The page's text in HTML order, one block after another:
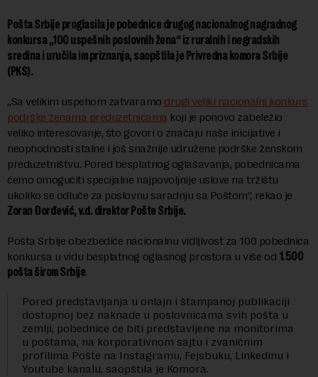
Pošta Srbije proglasila je pobednice drugog nacionalnog nagradnog
konkursa „100 uspešnih poslovnih žena“ iz ruralnih i negradskih
sredina i uručila im priznanja, saopštila je Privredna komora Srbije
(PKS).
„Sa velikim uspehom zatvaramo drugi veliki nacionalni konkurs
podrške ženama preduzetnicama koji je ponovo zabeležio
veliko interesovanje, što govori o značaju naše inicijative i
neophodnosti stalne i još snažnije udružene podrške ženskom
preduzetništvu. Pored besplatnog oglašavanja, pobednicama
ćemo omogućiti specijalne najpovoljnije uslove na tržištu
ukoliko se odluče za poslovnu saradnju sa Poštom”, rekao je
Zoran Đorđević, v.d. direktor Pošte Srbije.
Pošta Srbije obezbediće nacionalnu vidljivost za 100 pobednica
konkursa u vidu besplatnog oglasnog prostora u više od 1.500
pošta širom Srbije.
Pored predstavljanja u onlajn i štampanoj publikaciji
dostupnoj bez naknade u poslovnicama svih pošta u
zemlji, pobednice će biti predstavljene na monitorima
u poštama, na korporativnom sajtu i zvaničnim
profilima Pošte na Instagramu, Fejsbuku, Linkedinu i
Youtube kanalu, saopštila je Komora.